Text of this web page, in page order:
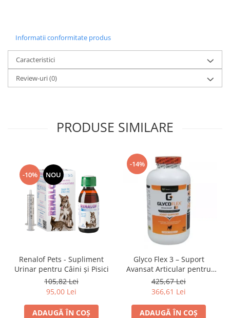
Informatii conformitate produs
Caracteristici
Review-uri(0)
PRODUSE SIMILARE
-10% NOU
Renalof Pets - Supliment
Urinar pentru Câini și Pisici
105,82 Lei
95,00 Lei
ADAUGĂ ÎN COȘ
-14%
Glyco Flex 3 – Suport
Avansat Articular pentru
Câini
425,67 Lei
366,61 Lei
ADAUGĂ ÎN COȘ